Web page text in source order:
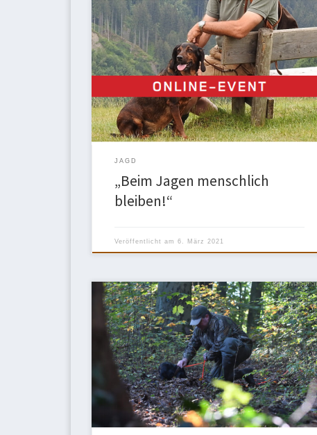
Wir möchten Sie auf folgende Veranstaltung
aufmerksam machen: Das LAND ROVER Live Team
und British Off Road Cars Pütter in Iserlohn laden
gemeinsam herzlich zum Jäger-Online-Vortrag am
17. März 2021 um 19:00 Uhr mit dem bekannten
Referenten Dr. Jörg Mangold und seinem Vortrag
„Beim Jagen menschlich bleiben“ ein. Aufgrund der
[…]
JAGD
„Beim Jagen menschlich
bleiben!“
Veröffentlicht am 6. März 2021
Bei der Vp wird den Teckeln abverlangt, sich in
kürzester Zeit auf verschiedene Arbeitsweisen
einzustellen und dabei sauber im Gehorsam zu
bleiben. Nicht umsonst gilt diese Prüfung als
„Meisterprüfung“ der Teckel oder auch als
„Dackelabitur“! Fünf Hundeführer stellten sich mit
ihren Teckeln dieser besonderen Prüfung. Mit einem
ersten, einem zweiten […]